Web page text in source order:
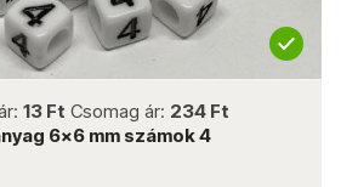
13 Ft Csomag ár: 234 Ft
6x6 mm számok 4